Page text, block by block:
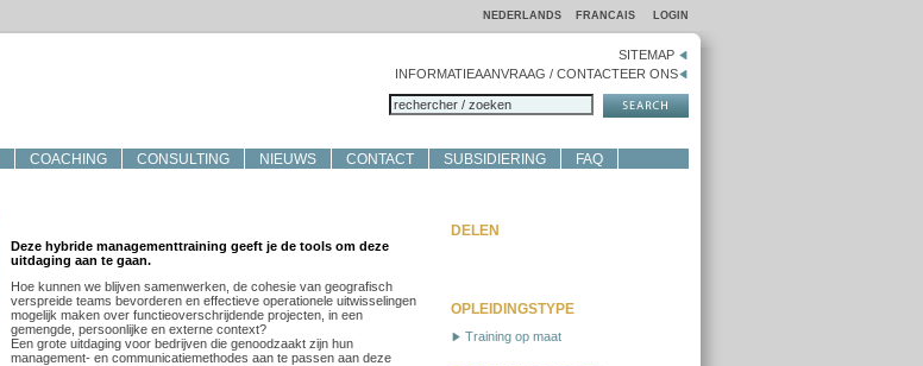
NEDERLANDS FRANCAIS LOGIN
SITEMAP
INFORMATIEAANVRAAG / CONTACTEER ONS
COACHING CONSULTING NIEUWS CONTACT SUBSIDIERING FAQ
Deze hybride managementtraining geeft je de tools om deze
uitdaging aan te gaan.
Hoe kunnen we blijven samenwerken, de cohesie van geografisch
verspreide teams bevorderen en effectieve operationele uitwisselingen
mogelijk maken over functieoverschrijdende projecten, in een
gemengde, persoonlijke en externe context?
Een grote uitdaging voor bedrijven die genoodzaakt zijn hun
management- en communicatiemethodes aan te passen aan deze
DELEN
OPLEIDINGSTYPE
Training op maat